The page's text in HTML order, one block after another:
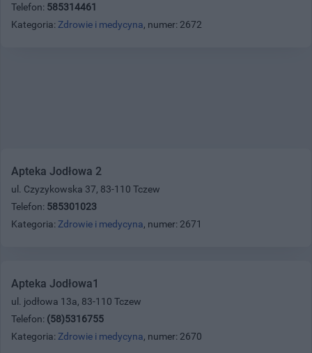
Telefon: 585314461
Kategoria: Zdrowie i medycyna, numer: 2672
Apteka Jodłowa 2
ul. Czyzykowska 37, 83-110 Tczew
Telefon: 585301023
Kategoria: Zdrowie i medycyna, numer: 2671
Apteka Jodłowa1
ul. jodłowa 13a, 83-110 Tczew
Telefon: (58)5316755
Kategoria: Zdrowie i medycyna, numer: 2670